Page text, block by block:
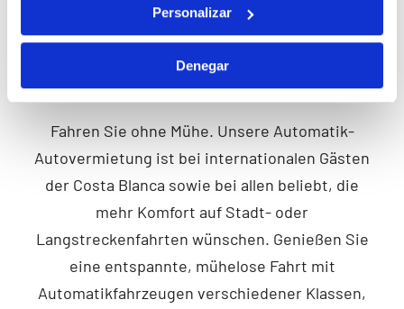
Personalizar
Denegar
Automatik
Fahren Sie ohne Mühe. Unsere Automatik-
Autovermietung ist bei internationalen Gästen
der Costa Blanca sowie bei allen beliebt, die
mehr Komfort auf Stadt- oder
Langstreckenfahrten wünschen. Genießen Sie
eine entspannte, mühelose Fahrt mit
Automatikfahrzeugen verschiedener Klassen,